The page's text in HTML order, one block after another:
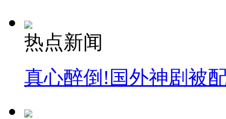
热点新闻
真心醉倒!国外神剧被